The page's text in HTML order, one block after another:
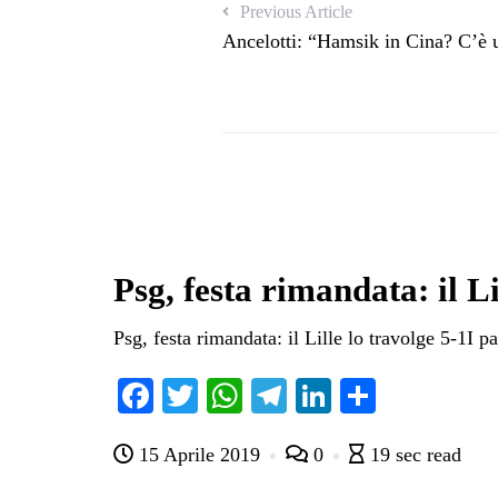
Previous Article
Ancelotti: “Hamsik in Cina? C’è
Psg, festa rimandata: il
Psg, festa rimandata: il Lille lo travolge 5-1I
Fa
bo
T
tte
W
ts
Te
gr
Li
ed di
15 Aprile 2019 0 19 sec read